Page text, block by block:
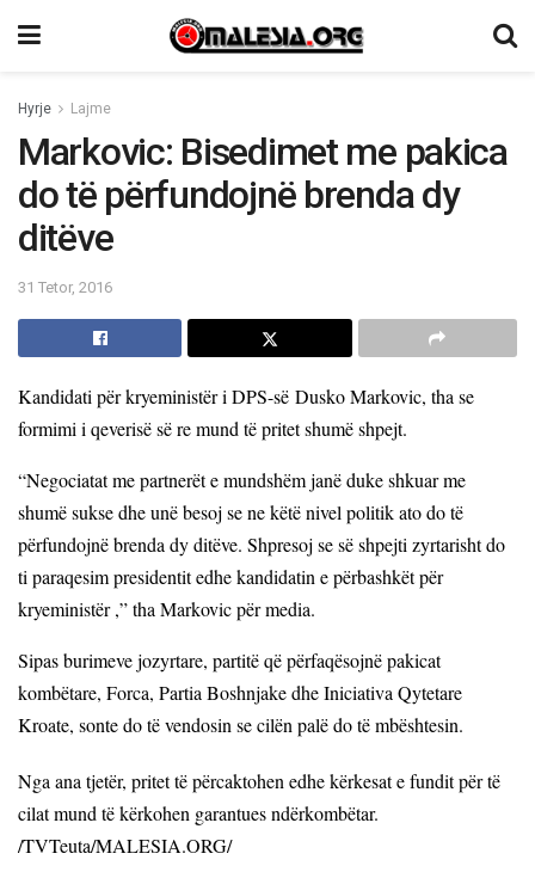
Hyrje Lajme
Markovic: Bisedimet me pakica
do të përfundojnë brenda dy
ditëve
31 Tetor, 2016
Kandidati për kryeministër i DPS-së Dusko Markovic, tha se
formimi i qeverisë së re mund të pritet shumë shpejt.
“Negociatat me partnerët e mundshëm janë duke shkuar me
shumë sukse dhe unë besoj se ne këtë nivel politik ato do të
përfundojnë brenda dy ditëve. Shpresoj se së shpejti zyrtarisht do
ti paraqesim presidentit edhe kandidatin e përbashkët për
kryeministër ,” tha Markovic për media.
Sipas burimeve jozyrtare, partitë që përfaqësojnë pakicat
kombëtare, Forca, Partia Boshnjake dhe Iniciativa Qytetare
Kroate, sonte do të vendosin se cilën palë do të mbështesin.
Nga ana tjetër, pritet të përcaktohen edhe kërkesat e fundit për të
cilat mund të kërkohen garantues ndërkombëtar.
/TVTeuta/MALESIA.ORG/